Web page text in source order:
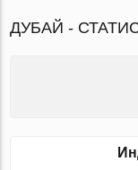
ДУБАЙ -